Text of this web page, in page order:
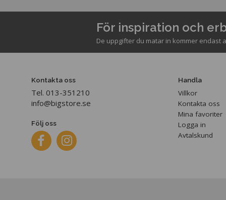
För inspiration och
De uppgifter du matar in kommer endast
Kontakta oss
Tel. 013-351210
info@bigstore.se
Följ oss
Handla
Villkor
Kontakta oss
Mina favoriter
Logga in
Avtalskund